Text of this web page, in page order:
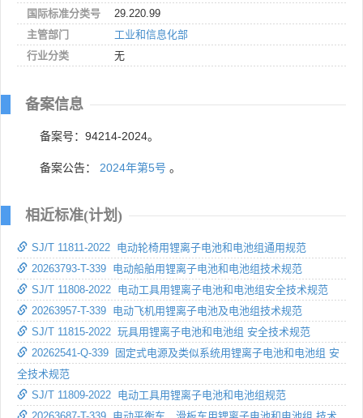
国际标准分类号
29.220.99
主管部门
工业和信息化部
行业分类
无
备案信息
备案号：94214-2024。
备案公告： 2024年第5号 。
相近标准(计划)
SJ/T 11811-2022 电动轮椅用锂离子电池和电池组通用规范
20263793-T-339 电动船舶用锂离子电池和电池组技术规范
SJ/T 11808-2022 电动工具用锂离子电池和电池组安全技术规范
20263957-T-339 电动飞机用锂离子电池及电池组技术规范
SJ/T 11815-2022 玩具用锂离子电池和电池组 安全技术规范
20262541-Q-339 固定式电源及类似系统用锂离子电池和电池组 安
全技术规范
SJ/T 11809-2022 电动工具用锂离子电池和电池组规范